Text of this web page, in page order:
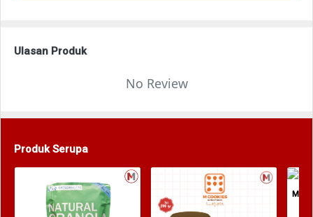
Ulasan Produk
No Review
Produk Serupa
M